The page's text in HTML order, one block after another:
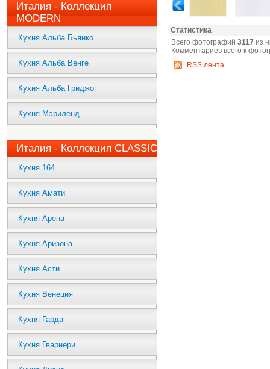
Италия - Коллекция
MODERN
Кухня Альба Бьянко
Кухня Альба Венге
Кухня Альба Гриджо
Кухня Мэриленд
Италия - Коллекция CLASSIC
Кухня 164
Кухня Амати
Кухня Арена
Кухня Аризона
Кухня Асти
Кухня Венеция
Кухня Гарда
Кухня Гварнери
Статистика
Всего фотографий 3117 из
Комментариев всего к
RSS лента